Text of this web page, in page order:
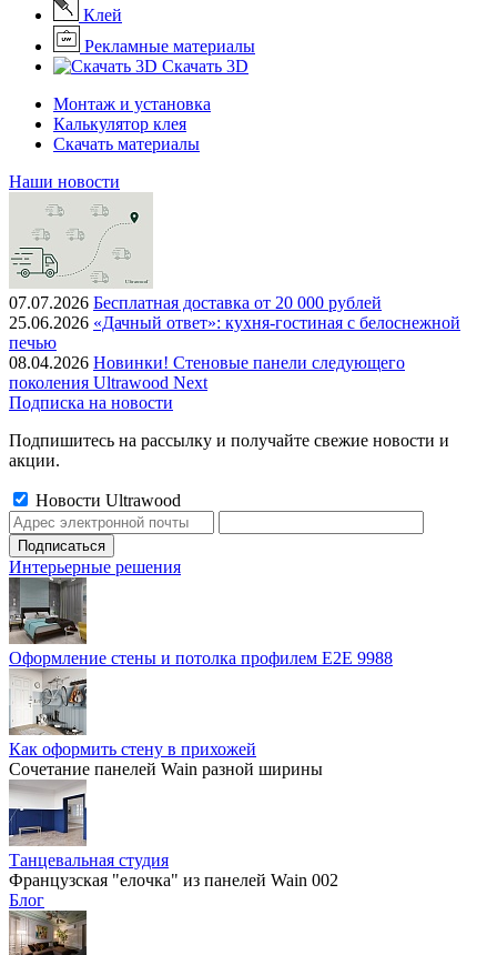
Клей
Рекламные материалы
Скачать 3D
Монтаж и установка
Калькулятор клея
Скачать материалы
Наши новости
07.07.2026 Бесплатная доставка от 20 000 рублей
25.06.2026 «Дачный ответ»: кухня-гостиная с белоснежной
печью
08.04.2026 Новинки! Стеновые панели следующего
поколения Ultrawood Next
Подписка на новости
Подпишитесь на рассылку и получайте свежие новости и
акции.
Новости Ultrawood
Интерьерные решения
Оформление стены и потолка профилем E2E 9988
Как оформить стену в прихожей
Сочетание панелей Wain разной ширины
Танцевальная студия
Французская "елочка" из панелей Wain 002
Блог